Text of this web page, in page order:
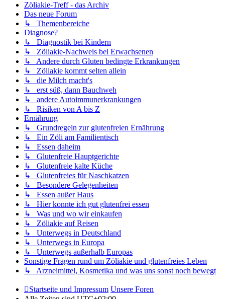
Zöliakie-Treff - das Archiv
Das neue Forum
↳ Themenbereiche
Diagnose?
↳ Diagnostik bei Kindern
↳ Zöliakie-Nachweis bei Erwachsenen
↳ Andere durch Gluten bedingte Erkrankungen
↳ Zöliakie kommt selten allein
↳ die Milch macht's
↳ erst süß, dann Bauchweh
↳ andere Autoimmunerkrankungen
↳ Risiken von A bis Z
Ernährung
↳ Grundregeln zur glutenfreien Ernährung
↳ Ein Zöli am Familientisch
↳ Essen daheim
↳ Glutenfreie Hauptgerichte
↳ Glutenfreie kalte Küche
↳ Glutenfreies für Naschkatzen
↳ Besondere Gelegenheiten
↳ Essen außer Haus
↳ Hier konnte ich gut glutenfrei essen
↳ Was und wo wir einkaufen
↳ Zöliakie auf Reisen
↳ Unterwegs in Deutschland
↳ Unterwegs in Europa
↳ Unterwegs außerhalb Europas
Sonstige Fragen rund um Zöliakie und glutenfreies Leben
↳ Arzneimittel, Kosmetika und was uns sonst noch bewegt
Startseite und Impressum Unsere Foren